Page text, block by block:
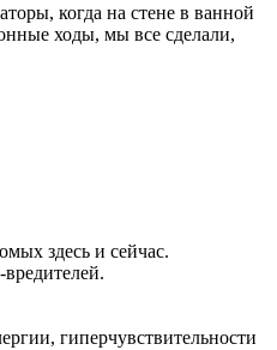
когда на стене в ванной
ходы, мы все сделали,
здесь и сейчас.
гиперчувствительности